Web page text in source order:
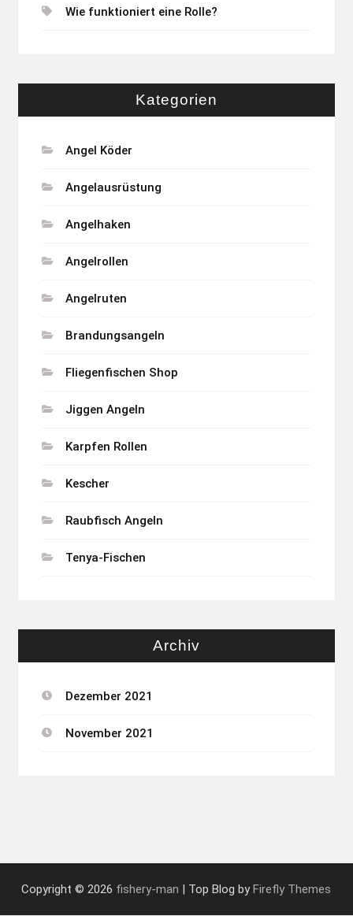
Wie funktioniert eine Rolle?
Kategorien
Angel Köder
Angelausrüstung
Angelhaken
Angelrollen
Angelruten
Brandungsangeln
Fliegenfischen Shop
Jiggen Angeln
Karpfen Rollen
Kescher
Raubfisch Angeln
Tenya-Fischen
Archiv
Dezember 2021
November 2021
Copyright © 2026 fishery-man | Top Blog byFirefly Themes